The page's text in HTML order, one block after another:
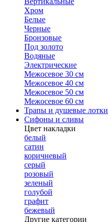
Хром
Белые
Черные
Бронзовые
Под золото
Водяные
Электрические
Межосевое 30 см
Межосевое 40 см
Межосевое 50 см
Межосевое 60 см
Трапы и душевые лотки
Сифоны и сливы
Цвет накладки
белый
сатин
коричневый
серый
розовый
зеленый
голубой
графит
бежевый
Другие категории